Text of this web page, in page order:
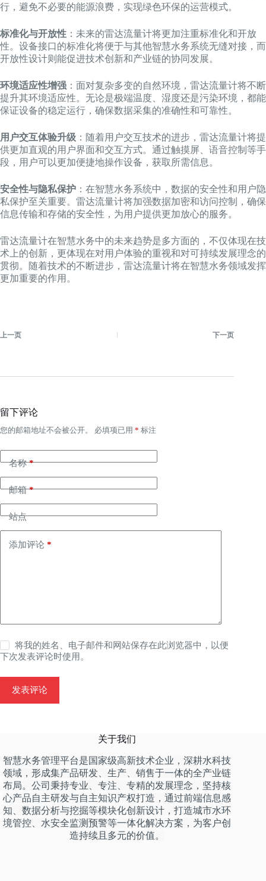
行，避免不必要的能源浪费，实现绿色环保的运营模式。
标准化与开放性 ：未来的雷达流量计将更加注重标准化和开放
性。设备接口的标准化将便于与其他智慧水务系统无缝对接，而
开放性设计则能促进技术创新和产业链的协同发展。
环境适应性增强 ：面对复杂多变的自然环境，雷达流量计将不断
提升其环境适应性。无论是极端温度、湿度还是污染环境，都能
保证设备的稳定运行，确保数据采集的准确性和可靠性。
用户交互体验升级 ：随着用户交互技术的进步，雷达流量计将提
供更加直观的用户界面和交互方式。通过触摸屏、语音控制等手
段，用户可以更加便捷地操作设备，获取所需信息。
安全性与隐私保护 ：在智慧水务系统中，数据的安全性和用户隐
私保护至关重要。雷达流量计将加强数据加密和访问控制，确保
信息传输和存储的安全性，为用户提供更加放心的服务。
雷达流量计在智慧水务中的未来趋势是多方面的，不仅体现在技
术上的创新，更体现在对用户体验的重视和对可持续发展理念的
贯彻。随着技术的不断进步，雷达流量计将在智慧水务领域发挥
更加重要的作用。
上一页 下一页
留下评论
您的邮箱地址不会被公开。 必填项已用 * 标注
名称*
邮箱*
站点
添加评论 *
将我的姓名、电子邮件和网站保存在此浏览器中，以便
下次发表评论时使用。
发表评论
关于我们
智慧水务管理平台是国家级高新技术企业，深耕水科技
领域，形成集产品研发、生产、销售于一体的全产业链
布局。公司秉持专业、专注、专精的发展理念，坚持核
心产品自主研发与自主知识产权打造，通过前端信息感
知、数据分析与挖掘等模块化创新设计，打造城市水环
境管控、水安全监测预警等一体化解决方案，为客户创
造持续且多元的价值。